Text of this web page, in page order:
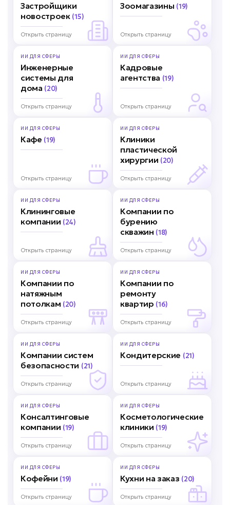
Застройщики
новостроек (15)
Открыть страницу
Зоомагазины (19)
Открыть страницу
ИИ ДЛЯ СФЕРЫ
Инженерные
системы для
дома (20)
Открыть страницу
ИИ ДЛЯ СФЕРЫ
Кадровые
агентства (19)
Открыть страницу
ИИ ДЛЯ СФЕРЫ
Кафе (19)
Открыть страницу
ИИ ДЛЯ СФЕРЫ
Клиники
пластической
хирургии (20)
Открыть страницу
ИИ ДЛЯ СФЕРЫ
Клининговые
компании (24)
Открыть страницу
ИИ ДЛЯ СФЕРЫ
Компании по
бурению
скважин (18)
Открыть страницу
ИИ ДЛЯ СФЕРЫ
Компании по
натяжным
потолкам (20)
Открыть страницу
ИИ ДЛЯ СФЕРЫ
Компании по
ремонту
квартир (16)
Открыть страницу
ИИ ДЛЯ СФЕРЫ
Компании систем
безопасности (21)
Открыть страницу
ИИ ДЛЯ СФЕРЫ
Кондитерские (21)
Открыть страницу
ИИ ДЛЯ СФЕРЫ
Консалтинговые
компании (19)
Открыть страницу
ИИ ДЛЯ СФЕРЫ
Косметологические
клиники (19)
Открыть страницу
ИИ ДЛЯ СФЕРЫ
Кофейни (19)
Открыть страницу
ИИ ДЛЯ СФЕРЫ
Кухни на заказ (20)
Открыть страницу